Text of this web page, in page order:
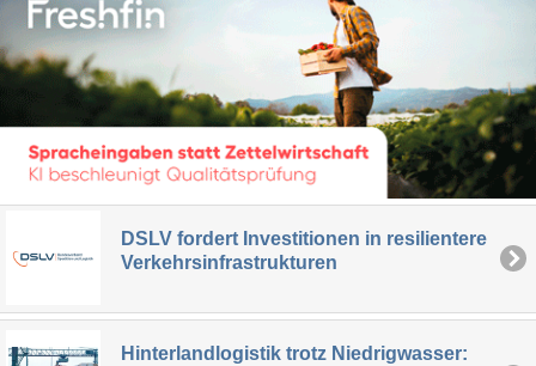
DSLV fordert Investitionen in resilientere
Verkehrsinfrastrukturen
Hinterlandlogistik trotz Niedrigwasser: